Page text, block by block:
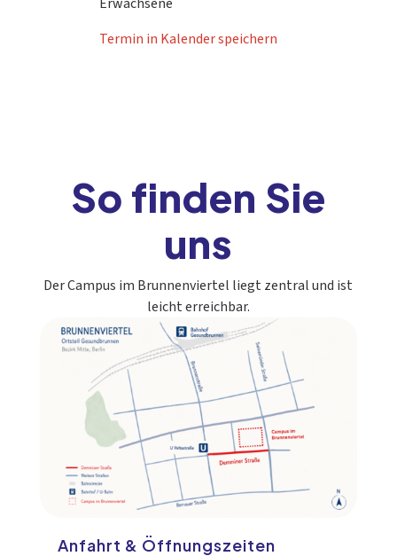
Termin in Kalender speichern
So finden Sie
uns
Der Campus im Brunnenviertel liegt zentral und ist
leicht erreichbar.
Anfahrt & Öffnungszeiten